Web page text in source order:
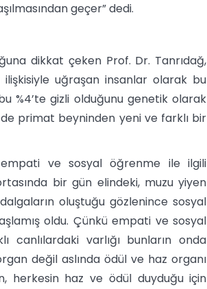
geçer” dedi.
dikkat çeken Prof. Dr. Tanrıdağ,
uğraşan insanlar olarak bu
%4’te gizli olduğunu genetik olarak
primat beyninden yeni ve farklı bir
empati ve sosyal öğrenme ile ilgili
bir gün elindeki, muzu yiyen
oluştuğu gözlenince sosyal
oldu. Çünkü empati ve sosyal
varlığı bunların onda
değil aslında ödül ve haz organı
herkesin haz ve ödül duyduğu için